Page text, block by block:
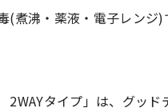
煮沸・薬液・電子レンジ)
タイプ」は、グッド